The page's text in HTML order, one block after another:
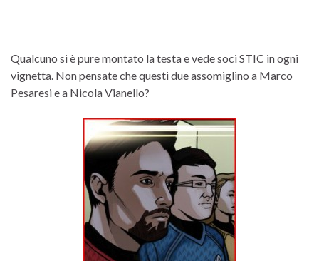
Qualcuno si è pure montato la testa e vede soci STIC in ogni
vignetta. Non pensate che questi due assomiglino a Marco
Pesaresi e a Nicola Vianello?